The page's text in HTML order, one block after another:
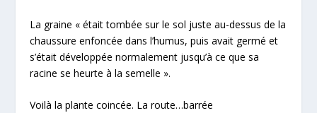
La graine « était tombée sur le sol juste au-dessus de la
chaussure enfoncée dans l’humus, puis avait germé et
s’était développée normalement jusqu’à ce que sa
racine se heurte à la semelle ».
Voilà la plante coincée. La route…barrée